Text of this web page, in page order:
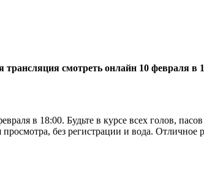
смотреть онлайн 10 февраля в
в 18:00. Будьте в курсе всех голов,
без регистрации и вода. Отличное